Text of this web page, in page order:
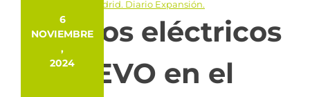
6
NOVIEMBRE
,
2024
Carritos eléctricos
MOOEVO en el